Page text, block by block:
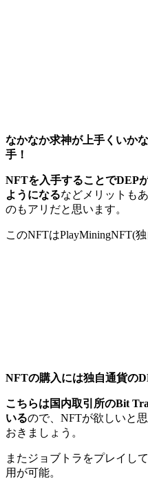
なかなか求神が上手くいか
手！
NFTを入手することでDEP
ようになるなどメリットも
のもアリだと思います。
このNFTはPlayMiningNFT(
NFTの購入には独自通貨の
こちらは国内取引所のBit
いるので、NFTが欲しいと
おきましょう。
またジョブトラをプレイし
用が可能。